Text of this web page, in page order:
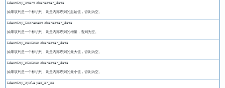
identity_start character_data
如果该列是一个标识列，则是内部序列的起始值，否则为空。
identity_increment character_data
如果该列是一个标识列，则是内部序列的增量，否则为空。
identity_maximum character_data
如果该列是一个标识列，则是内部序列的最大值，否则为空。
identity_minimum character_data
如果该列是一个标识列，则是内部序列的最小值，否则为空。
identity_cycle yes_or_no